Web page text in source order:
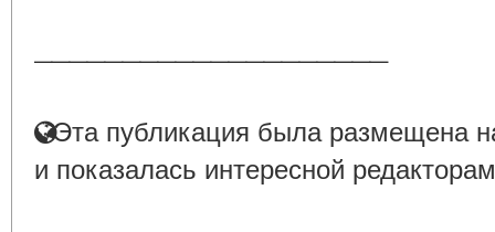
Эта публикация была размещена
и показалась интересной